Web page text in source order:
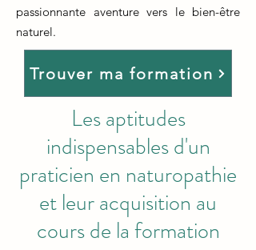
passionnante aventure vers le bien-être
naturel.
Trouver ma formation
Les aptitudes
indispensables d'un
praticien en naturopathie
et leur acquisition au
cours de la formation